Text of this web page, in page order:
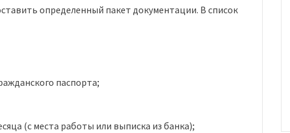
определенный пакет документации. В список
паспорта;
(с места работы или выписка из банка);